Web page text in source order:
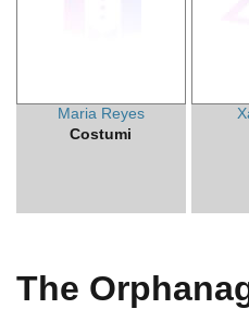
Maria Reyes
Costumi
The